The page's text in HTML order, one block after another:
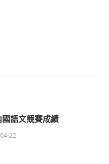
國語文競賽成績
22